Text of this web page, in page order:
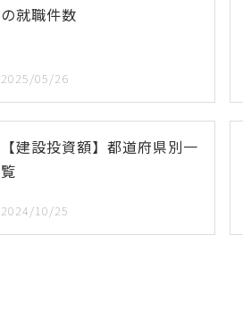
の就職件数
2025/05/26
【建設投資額】都道府県別一
覧
2024/10/25